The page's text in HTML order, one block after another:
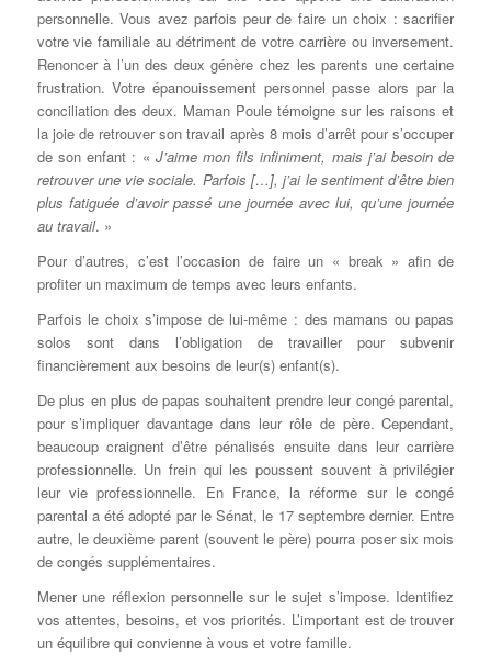
personnelle. Vous avez parfois peur de faire un choix : sacrifier
votre vie familiale au détriment de votre carrière ou inversement.
Renoncer à l’un des deux génère chez les parents une certaine
frustration. Votre épanouissement personnel passe alors par la
conciliation des deux. Maman Poule témoigne sur les raisons et
la joie de retrouver son travail après 8 mois d’arrêt pour s’occuper
de son enfant : « J’aime mon fils infiniment, mais j’ai besoin de
retrouver une vie sociale. Parfois […], j’ai le sentiment d’être bien
plus fatiguée d’avoir passé une journée avec lui, qu’une journée
au travail. »
Pour d’autres, c’est l’occasion de faire un « break » afin de
profiter un maximum de temps avec leurs enfants.
Parfois le choix s’impose de lui-même : des mamans ou papas
solos sont dans l’obligation de travailler pour subvenir
financièrement aux besoins de leur(s) enfant(s).
De plus en plus de papas souhaitent prendre leur congé parental,
pour s’impliquer davantage dans leur rôle de père. Cependant,
beaucoup craignent d’être pénalisés ensuite dans leur carrière
professionnelle. Un frein qui les poussent souvent à privilégier
leur vie professionnelle. En France, la réforme sur le congé
parental a été adopté par le Sénat, le 17 septembre dernier. Entre
autre, le deuxième parent (souvent le père) pourra poser six mois
de congés supplémentaires.
Mener une réflexion personnelle sur le sujet s’impose. Identifiez
vos attentes, besoins, et vos priorités. L’important est de trouver
un équilibre qui convienne à vous et votre famille.